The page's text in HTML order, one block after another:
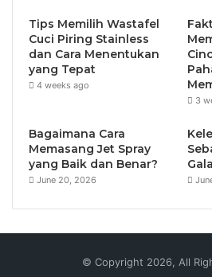
Tips Memilih Wastafel
Cuci Piring Stainless
dan Cara Menentukan
yang Tepat
4 weeks ago
3
Bagaimana Cara
Memasang Jet Spray
yang Baik dan Benar?
June 20, 2026
© Copyright 2026, All